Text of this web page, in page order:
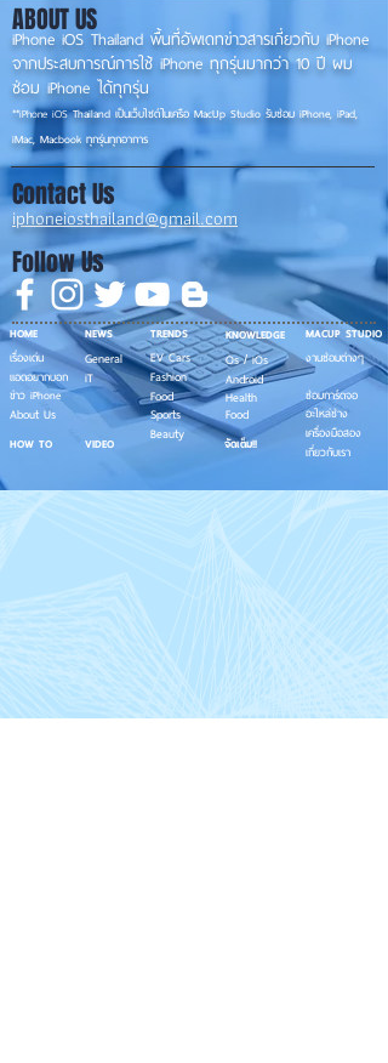
iPhone iOS Thailand พื้นที่อัพเดทข่าวสารเกี่ยวกับ iPhone
จากประสบการณ์การใช้ iPhone ทุกรุ่นมากว่า 10 ปี ผม
ซ่อม iPhone ได้ทุกรุ่น
**iPhone iOSThailand เป็นเว็บไซต์ในเครือ MacUp Studio รับซ่อม iPhone, iPad,
iMac, Macbook ทุกรุ่นทุกอาการ
ABOUT US
iphoneiosthailand@gmail.com
Contact Us
Follow Us
TRENDS
EV Cars
Fashion
Food
Sports
Beauty
KNOWLEDGE
Os / iOs
Android
Health
Food
MACUP STUDIO
งานซ่อมต่างๆ
ซ่อมการ์ดจอ
อะไหล่ช่าง
เครื่องมือสอง
เกี่ยวกับเรา
NEWS
General
iT
HOME
เรื่องเด่น
แอดอยากบอก
About Us
ข่าว iPhone
จัดเต็ม!!
HOW TO VIDEO